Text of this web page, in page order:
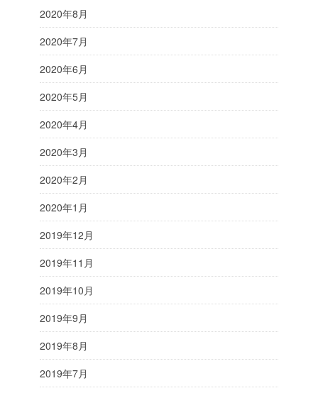
2020年8月
2020年7月
2020年6月
2020年5月
2020年4月
2020年3月
2020年2月
2020年1月
2019年12月
2019年11月
2019年10月
2019年9月
2019年8月
2019年7月